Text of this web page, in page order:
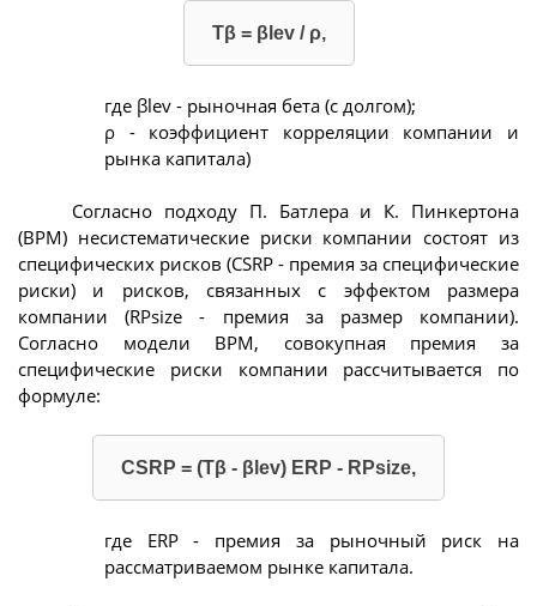
Tβ = βlеv / ρ,
где βlev - рыночная бета (с долгом);
ρ - коэффициент корреляции компании и
рынка капитала)
Согласно подходу П. Батлера и К. Пинкертона
(ВРМ) несистематические риски компании состоят из
специфических рисков (CSRP - премия за специфические
риски) и рисков, связанных с эффектом размера
компании (RPsize - премия за размер компании).
Согласно модели ВРМ, совокупная премия за
специфические риски компании рассчитывается по
формуле:
CSRP = (Tβ - βlev) ERP - RPsize,
где ERP - премия за рыночный риск на
рассматриваемом рынке капитала.